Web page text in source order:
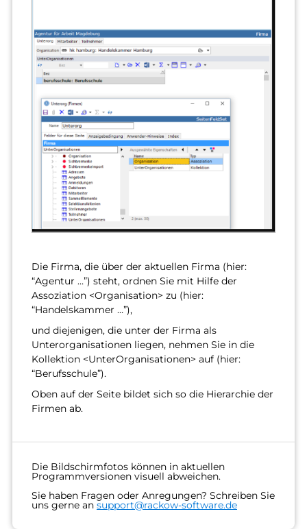
Die Firma, die über der aktuellen Firma (hier:
“Agentur …”) steht, ordnen Sie mit Hilfe der
Assoziation <Organisation> zu (hier:
“Handelskammer …”),
und diejenigen, die unter der Firma als
Unterorganisationen liegen, nehmen Sie in die
Kollektion <UnterOrganisationen> auf (hier:
“Berufsschule”).
Oben auf der Seite bildet sich so die Hierarchie der
Firmen ab.
Die Bildschirmfotos können in aktuellen
Programmversionen visuell abweichen.
Sie haben Fragen oder Anregungen? Schreiben Sie
uns gerne an support@rackow-software.de